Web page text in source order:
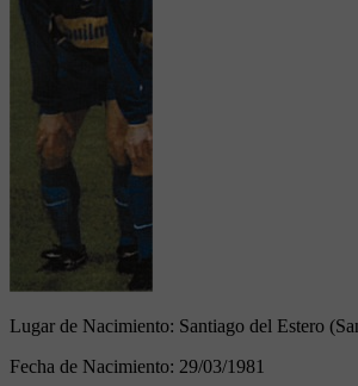
Lugar de Nacimiento: Santiago del Estero
Fecha de Nacimiento: 29/03/1981